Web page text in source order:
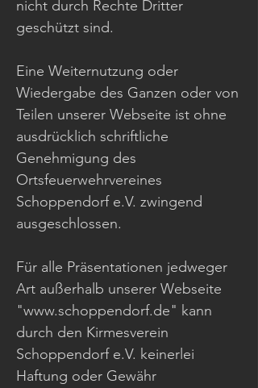
nicht durch Rechte Dritter
geschützt sind.
Eine Weiternutzung oder
Wiedergabe des Ganzen oder von
Teilen unserer Webseite ist ohne
ausdrücklich schriftliche
Genehmigung des
Ortsfeuerwehrvereines
Schoppendorf e.V. zwingend
ausgeschlossen.
Für alle Präsentationen jedweger
Art außerhalb unserer Webseite
"www.schoppendorf.de" kann
durch den Kirmesverein
Schoppendorf e.V. keinerlei
Haftung oder Gewähr